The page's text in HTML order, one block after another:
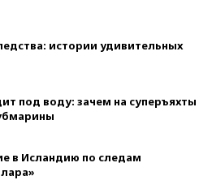
истории удивительных
под воду: зачем на суперъяхты
в Исландию по следам